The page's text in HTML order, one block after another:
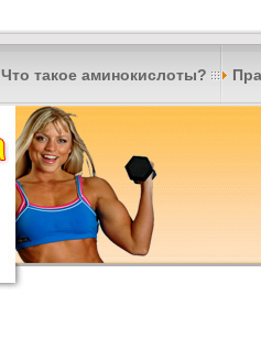
Что такое аминокислоты?